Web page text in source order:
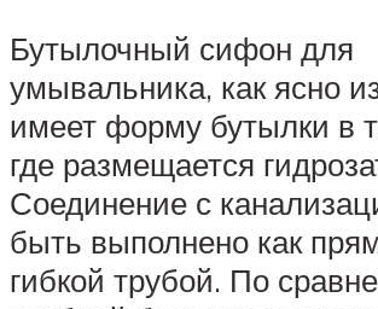
Бутылочный сифон для
умывальника, как ясно
имеет форму бутылки в
где размещается
Соединение с
быть выполнено как
гибкой трубой. По